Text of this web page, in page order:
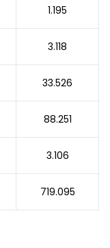
1.195
3.118
33.526
88.251
3.106
719.095